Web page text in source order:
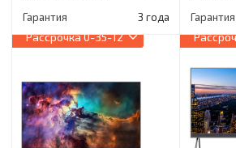
Гарантия 3 года Гарантия
Рассрочка0-35-12